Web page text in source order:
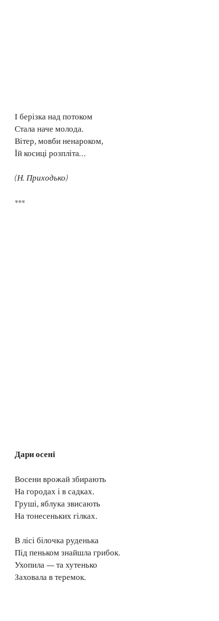
І берізка над потоком
Стала наче молода.
Вітер, мовби ненароком,
Їй косиці розпліта…
(Н. Приходько)
***
Дари осені
Восени врожай збирають
На городах і в садках.
Груші, яблука звисають
На тонесеньких гілках.
В лісі білочка руденька
Під пеньком знайшла грибок.
Ухопила — та хутенько
Заховала в теремок.